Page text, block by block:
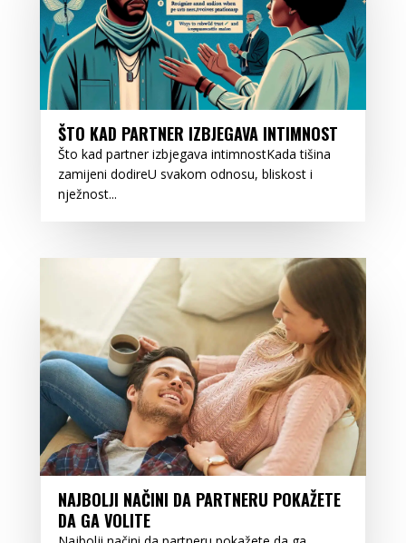
ŠTO KAD PARTNER IZBJEGAVA INTIMNOST
Što kad partner izbjegava intimnostKada tišina
zamijeni dodireU svakom odnosu, bliskost i
nježnost...
NAJBOLJI NAČINI DA PARTNERU POKAŽETE
DA GA VOLITE